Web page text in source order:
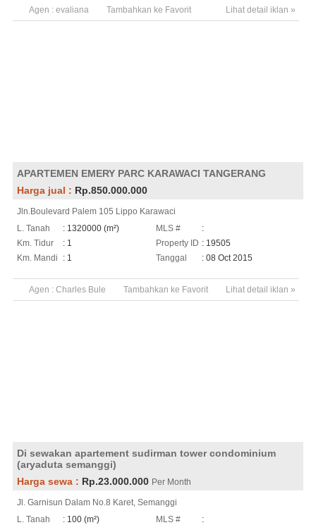
Agen : evaliana Lihat detail iklan »
Tambahkan ke Favorit
APARTEMEN EMERY PARC KARAWACI TANGERANG
Harga jual : Rp.850.000.000
Jln.Boulevard Palem 105 Lippo Karawaci
L. Tanah
: 1320000 (m²)
Km. Tidur
: 1
Km. Mandi
: 1
MLS #
:
Property ID : 19505
Tanggal
: 08 Oct 2015
Agen : Charles Bule Lihat detail iklan »
Tambahkan ke Favorit
Di sewakan apartement sudirman tower condominium
(aryaduta semanggi)
Harga sewa : Rp.23.000.000 Per Month
Jl. Garnisun Dalam No.8 Karet, Semanggi
L. Tanah
: 100 (m²)
MLS #
: